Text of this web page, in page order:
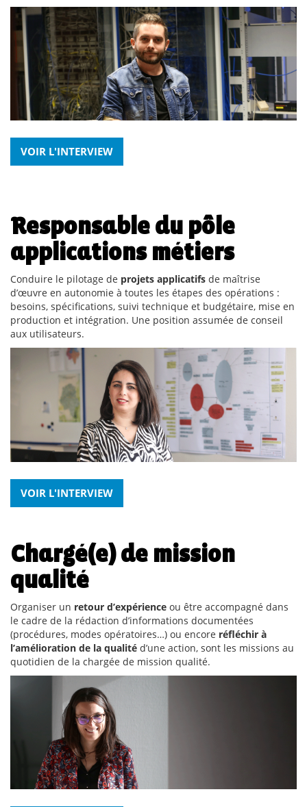
VOIR L'INTERVIEW
Responsable du pôle
applications métiers
Conduire le pilotage de projets applicatifs de maîtrise
d’œuvre en autonomie à toutes les étapes des opérations :
besoins, spécifications, suivi technique et budgétaire, mise en
production et intégration. Une position assumée de conseil
aux utilisateurs.
VOIR L'INTERVIEW
Chargé(e) de mission
qualité
Organiser un retour d’expérience ou être accompagné dans
le cadre de la rédaction d’informations documentées
(procédures, modes opératoires…) ou encore réfléchir à
l’amélioration de la qualité d’une action, sont les missions au
quotidien de la chargée de mission qualité.